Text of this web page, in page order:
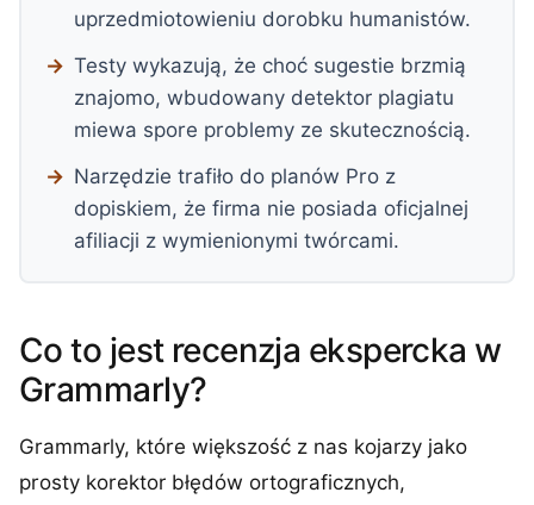
uprzedmiotowieniu dorobku humanistów.
Testy wykazują, że choć sugestie brzmią
znajomo, wbudowany detektor plagiatu
miewa spore problemy ze skutecznością.
Narzędzie trafiło do planów Pro z
dopiskiem, że firma nie posiada oficjalnej
afiliacji z wymienionymi twórcami.
Co to jest recenzja ekspercka w
Grammarly?
Grammarly, które większość z nas kojarzy jako
prosty korektor błędów ortograficznych,